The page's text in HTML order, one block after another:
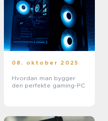
08. oktober 2025
Hvordan man bygger
den perfekte gaming-PC